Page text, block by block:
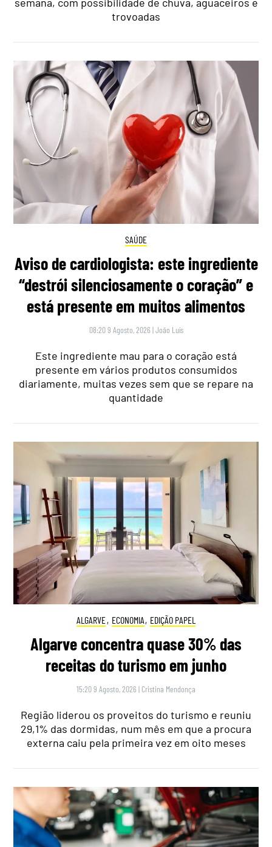
trovoadas
SAÚDE
Aviso de cardiologista: este ingrediente
“destrói silenciosamente o coração” e
está presente em muitos alimentos
08:20 9 Agosto, 2026 |João Luís
Este ingrediente mau para o coração está
presente em vários produtos consumidos
diariamente, muitas vezes sem que se repare na
quantidade
ALGARVE, ECONOMIA, EDIÇÃO PAPEL
Algarve concentra quase 30% das
receitas do turismo em junho
15:20 9 Agosto, 2026 | Cristina Mendonça
Região liderou os proveitos do turismo e reuniu
29,1% das dormidas, num mês em que a procura
externa caiu pela primeira vez em oito meses